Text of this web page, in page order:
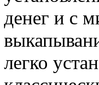
денег и с
легко